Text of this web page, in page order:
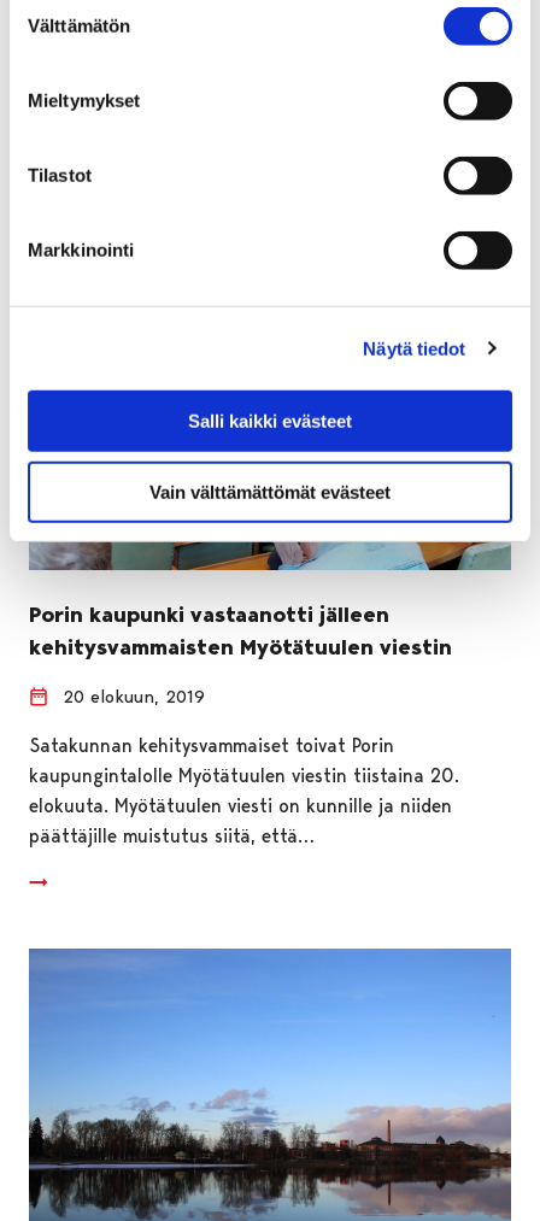
valinta
Välttämätön
Mieltymykset
Tilastot
Markkinointi
Näytä tiedot
Salli kaikki evästeet
Vain välttämättömät evästeet
Kaupunginjohtaja Aino-Maija Luukkonen esittää ensi
maanantaina kokoontuvalle kaupunginhallitukselle,
että kaupungin lahjoitusrahastojen yhteyteen avataan
vammaisurheilua sekä…
Porin kaupunki vastaanotti jälleen
kehitysvammaisten Myötätuulen viestin
20 elokuun, 2019
Satakunnan kehitysvammaiset toivat Porin
kaupungintalolle Myötätuulen viestin tiistaina 20.
elokuuta. Myötätuulen viesti on kunnille ja niiden
päättäjille muistutus siitä, että…